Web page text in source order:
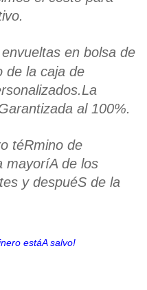
en bolsa de
de la caja de
al 100%.
téRmino de
mayoríA de los
y despuéS de la
estáA salvo!